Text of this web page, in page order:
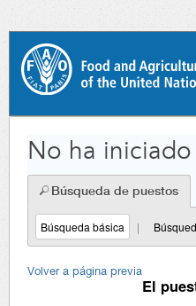
No ha iniciado
Búsqueda de puestos
Búsqueda básica |
Volver a página previa
El